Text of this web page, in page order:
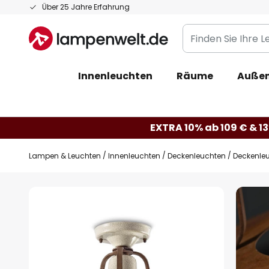
Über 25 Jahre Erfahrung
Zum
springen
Finden
Sie
Leuchte...
Innenleuchten Räume
EXTRA 10% ab 109 € &
Lampen & Leuchten Innenleuchten Deckenleuchten